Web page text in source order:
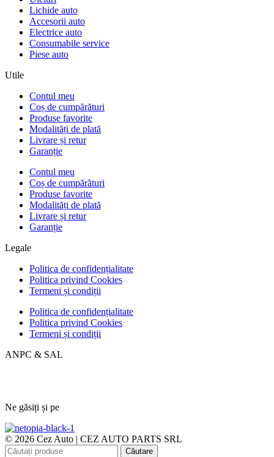
Lichide auto
Accesorii auto
Electrice auto
Consumabile service
Piese auto
Utile
Contul meu
Coș de cumpărături
Produse favorite
Modalități de plată
Livrare și retur
Garanție
Contul meu
Coș de cumpărături
Produse favorite
Modalități de plată
Livrare și retur
Garanție
Legale
Politica de confidențialitate
Politica privind Cookies
Termeni și condiții
Politica de confidențialitate
Politica privind Cookies
Termeni și condiții
ANPC & SAL
Ne găsiți și pe
© 2026 Cez Auto | CEZ AUTO PARTS SRL
Căutare